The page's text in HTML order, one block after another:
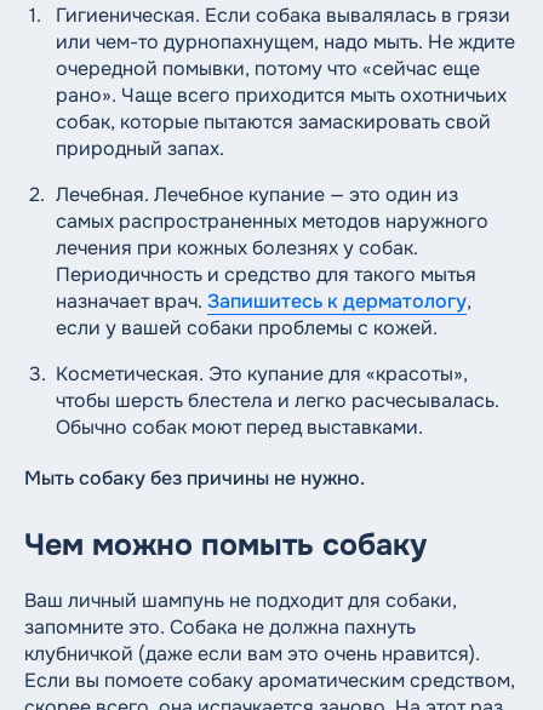
Гигиеническая. Если собака вывалялась в грязи
или чем-то дурнопахнущем, надо мыть. Не ждите
очередной помывки, потому что «сейчас еще
рано». Чаще всего приходится мыть охотничьих
собак, которые пытаются замаскировать свой
природный запах.
Лечебная. Лечебное купание — это один из
самых распространенных методов наружного
лечения при кожных болезнях у собак.
Периодичность и средство для такого мытья
назначает врач. Запишитесь к дерматологу,
если у вашей собаки проблемы с кожей.
Косметическая. Это купание для «красоты»,
чтобы шерсть блестела и легко расчесывалась.
Обычно собак моют перед выставками.
Мыть собаку без причины не нужно.
Чем можно помыть собаку
Ваш личный шампунь не подходит для собаки,
запомните это. Собака не должна пахнуть
клубничкой (даже если вам это очень нравится).
Если вы помоете собаку ароматическим средством,